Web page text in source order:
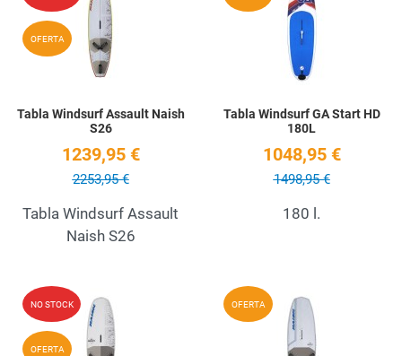
OFERTA
Tabla Windsurf Assault Naish
S26
1239,95 €
2253,95 €
Tabla Windsurf Assault
Naish S26
Tabla Windsurf GA Start HD
180L
1048,95 €
1498,95 €
180 l.
NO STOCK
OFERTA
Add to Wishlist
OFERTA